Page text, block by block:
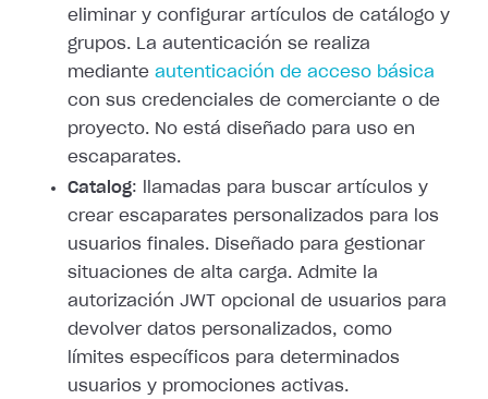
eliminar y configurar artículos de catálogo y
grupos. La autenticación se realiza
mediante autenticación de acceso básica
con sus credenciales de comerciante o de
proyecto. No está diseñado para uso en
escaparates.
Catalog: llamadas para buscar artículos y
crear escaparates personalizados para los
usuarios finales. Diseñado para gestionar
situaciones de alta carga. Admite la
autorización JWT opcional de usuarios para
devolver datos personalizados, como
límites específicos para determinados
usuarios y promociones activas.